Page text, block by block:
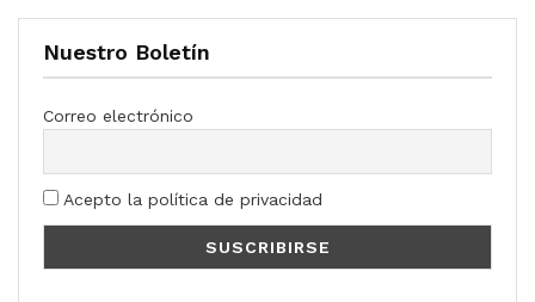
Nuestro Boletín
Correo electrónico
Acepto la política de privacidad